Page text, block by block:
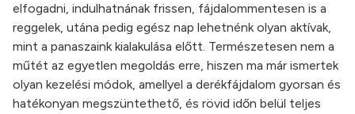
elfogadni, indulhatnának frissen, fájdalommentesen is a
reggelek, utána pedig egész nap lehetnénk olyan aktívak,
mint a panaszaink kialakulása előtt. Természetesen nem a
műtét az egyetlen megoldás erre, hiszen ma már ismertek
olyan kezelési módok, amellyel a derékfájdalom gyorsan és
hatékonyan megszüntethető, és rövid időn belül teljes